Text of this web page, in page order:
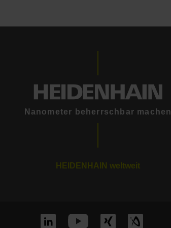
Nanometer beherrschbar machen
HEIDENHAIN weltweit